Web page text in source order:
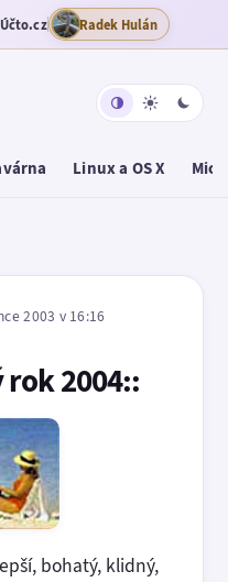
Radek Hulán
Linux a OS X
2003 v 16:16
2004::
bohatý, klidný,